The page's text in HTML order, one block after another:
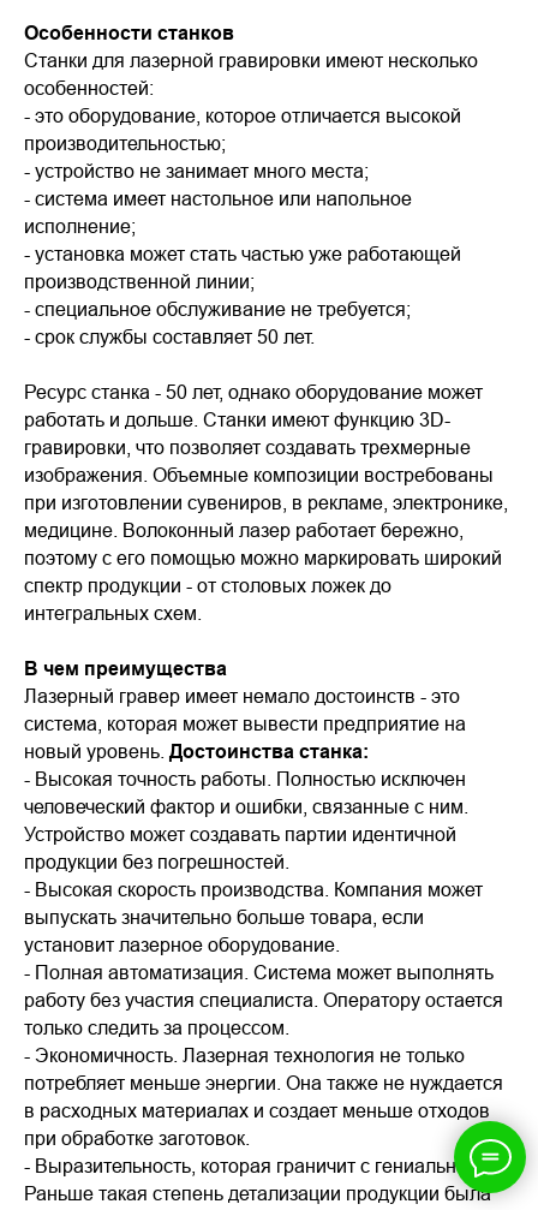
Особенности станков
Станки для лазерной гравировки имеют несколько
особенностей:
- это оборудование, которое отличается высокой
производительностью;
- устройство не занимает много места;
- система имеет настольное или напольное
исполнение;
- установка может стать частью уже работающей
производственной линии;
- специальное обслуживание не требуется;
- срок службы составляет 50 лет.
Ресурс станка - 50 лет, однако оборудование может
работать и дольше. Станки имеют функцию 3D-
гравировки, что позволяет создавать трехмерные
изображения. Объемные композиции востребованы
при изготовлении сувениров, в рекламе, электронике,
медицине. Волоконный лазер работает бережно,
поэтому с его помощью можно маркировать широкий
спектр продукции - от столовых ложек до
интегральных схем.
В чем преимущества
Лазерный гравер имеет немало достоинств - это
система, которая может вывести предприятие на
новый уровень. Достоинства станка:
- Высокая точность работы. Полностью исключен
человеческий фактор и ошибки, связанные с ним.
Устройство может создавать партии идентичной
продукции без погрешностей.
- Высокая скорость производства. Компания может
выпускать значительно больше товара, если
установит лазерное оборудование.
- Полная автоматизация. Система может выполнять
работу без участия специалиста. Оператору остается
только следить за процессом.
- Экономичность. Лазерная технология не только
потребляет меньше энергии. Она также не нуждается
в расходных материалах и создает меньше отходов
при обработке заготовок.
- Выразительность, которая граничит с гениальностью.
Раньше такая степень детализации продукции была